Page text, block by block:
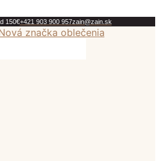
150€+421 903 900 957zain@zain.sk